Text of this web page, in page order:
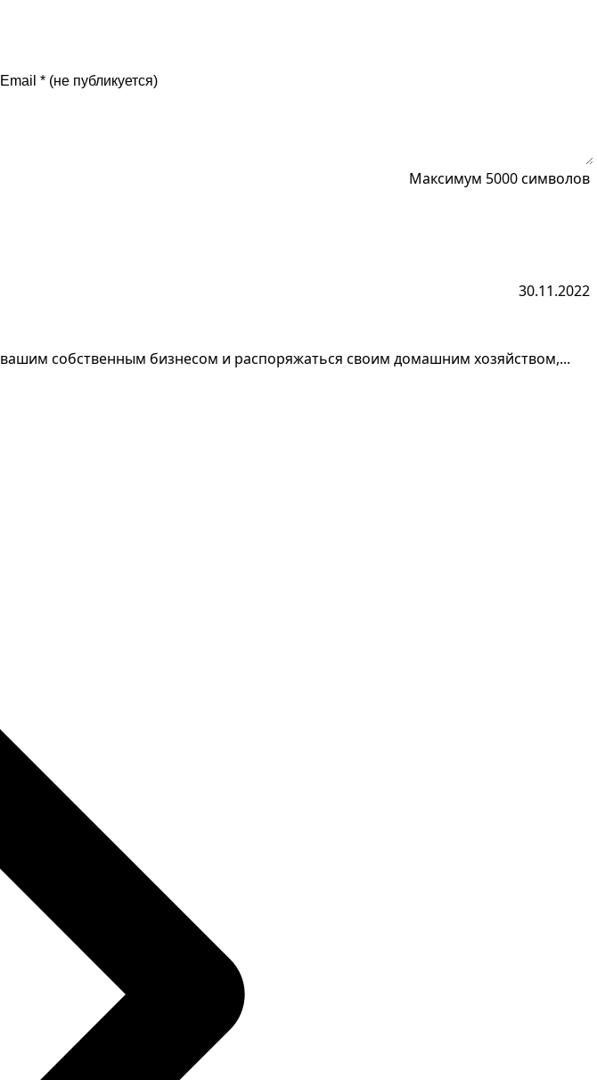
Максимум 5000 символов
30.11.2022
собственным бизнесом и распоряжаться своим домашним хозяйством,...